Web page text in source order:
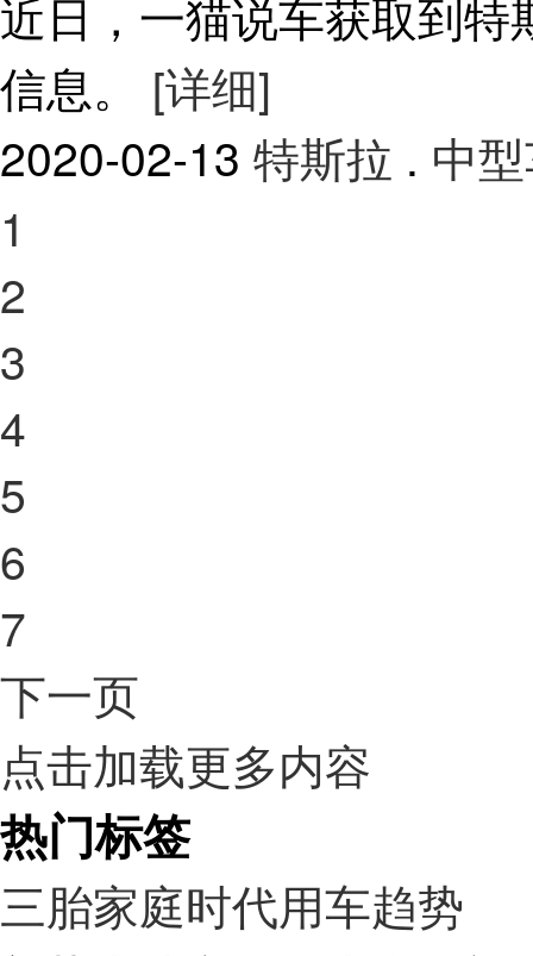
近日，一猫说车获取到
信息。 [详细]
2020-02-13 特斯拉 . 中
1
2
3
4
5
6
7
下一页
点击加载更多内容
热门标签
三胎家庭时代用车趋势